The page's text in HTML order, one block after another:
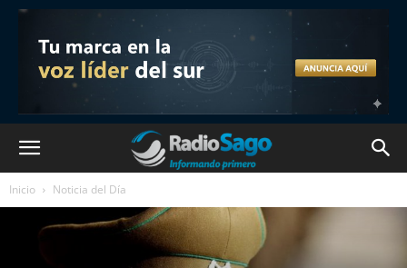
Inicio Noticia del Día